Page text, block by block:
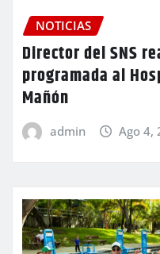
NOTICIAS
Director del SNS
programada al
Mañón
admin Ago 4,